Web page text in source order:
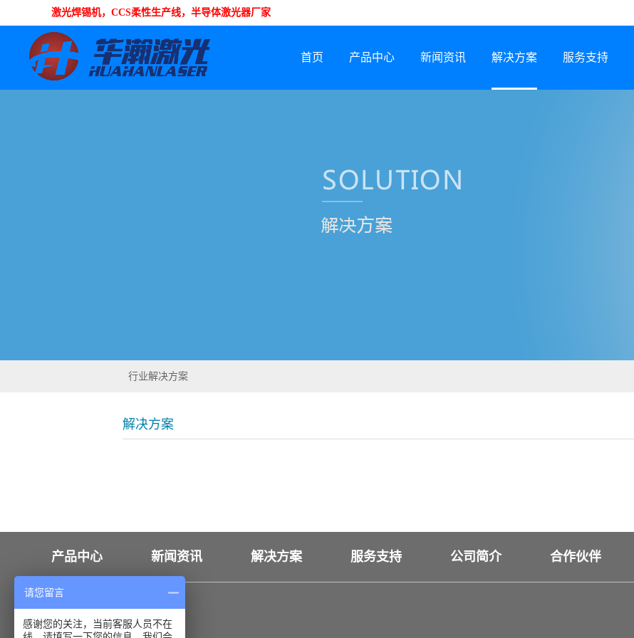
激光焊锡机，CCS柔性生产线，半导体激光器厂家
首页 产品中心
CCS集成母排专用设备
锂电智能制造装备
新闻资讯
展会信息
解决方案 服务支持
行业解决方案
解决方案
产品中心 新闻资讯 解决方案 服务支持 公司简介 合作伙伴
联系我们
请您留言
感谢您的关注，当前客服人员不在